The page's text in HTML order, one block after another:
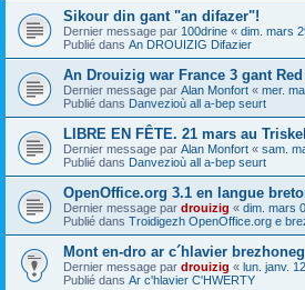
Sikour din gant "an difazer"!
Dernier message par 100drine « dim. mars
Publié dans An DROUIZIG Difazier
An Drouizig war France 3 gant
Dernier message par Alan Monfort « mer.
Publié dans Danvezioù all a-bep seurt
LIBRE EN FÊTE. 21 mars au
Dernier message par Alan Monfort « sam.
Publié dans Danvezioù all a-bep seurt
OpenOffice.org 3.1 en langue
Dernier message par drouizig « dim. mars
Publié dans Troidigezh OpenOffice.org e
Mont en-dro ar c´hlavier
Dernier message par drouizig « lun. janv.
Publié dans Ar c'hlavier C'HWERTY